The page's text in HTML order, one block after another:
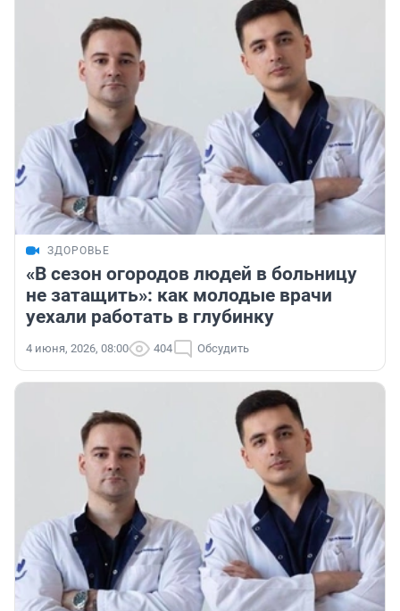
ЗДОРОВЬЕ
«В сезон огородов людей в больницу
не затащить»: как молодые врачи
уехали работать в глубинку
4 июня, 2026, 08:00 404 Обсудить